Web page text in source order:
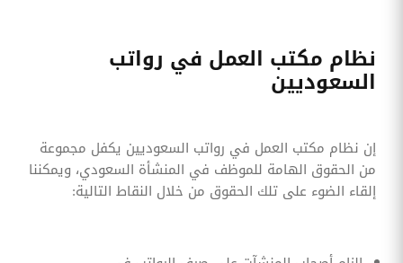
نظام مكتب العمل في رواتب
السعوديين
إن نظام مكتب العمل في رواتب السعوديين يكفل مجموعة
من الحقوق الهامة للموظف في المنشأة السعودي، ويمكننا
إلقاء الضوء على تلك الحقوق من خلال النقاط التالية: